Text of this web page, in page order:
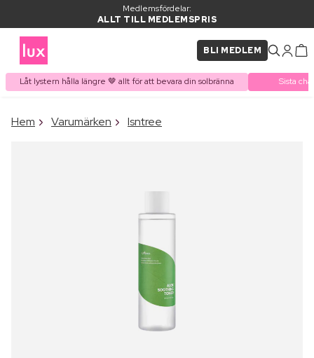
Medlemsfördelar:
ALLT TILL MEDLEMSPRIS
BLI MEDLEM
Låt lystern hålla längre 🤎 allt för att bevara din solbränna Sista
PRODUKT I VARUKORGEN
Hem Varumärken Isntree